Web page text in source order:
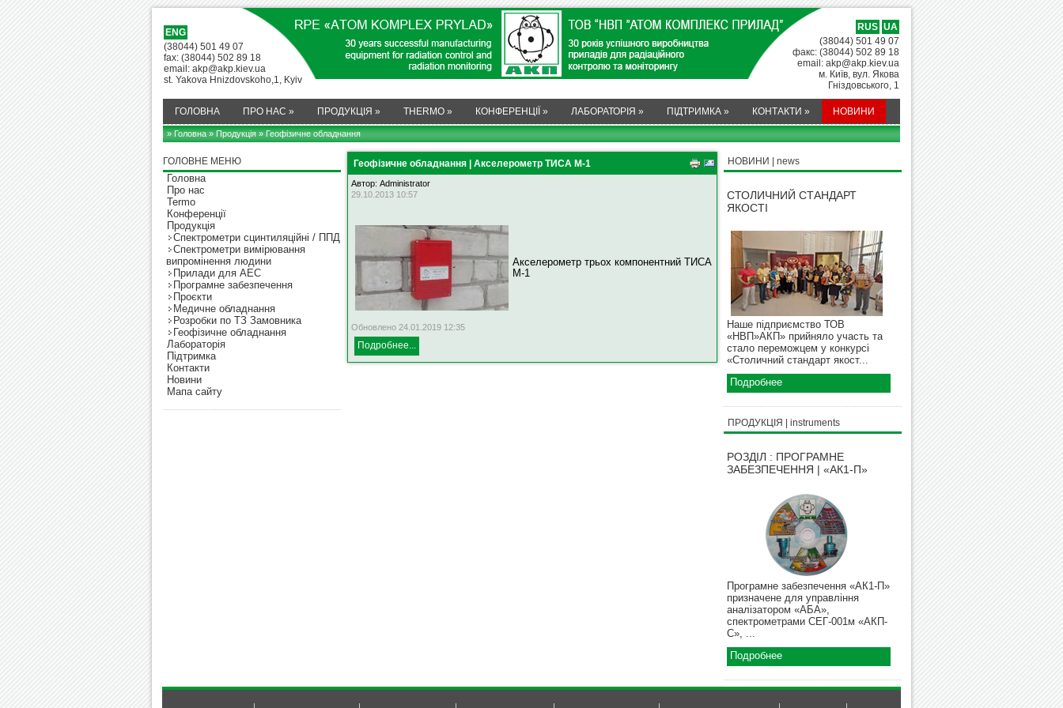
ENG
(38044) 501 49 07
fax: (38044) 502 89 18
email: akp@akp.kiev.ua
st. Yakova Hnizdovskoho,1, Kyiv
RUS UA
(38044) 501 49 07
факс: (38044) 502 89 18
email: akp@akp.kiev.ua
м. Київ, вул. Якова
Гніздовського, 1
ГОЛОВНА ПРО НАС » ПРОДУКЦІЯ » THERMO » КОНФЕРЕНЦІЇ » ЛАБОРАТОРІЯ » ПІДТРИМКА » КОНТАКТИ » НОВИНИ
» Головна»Продукція» Геофізичне обладнання
ГОЛОВНЕ МЕНЮ
Головна
Про нас
Termo
Конференції
Продукція
Cпектрометри сцинтиляційні / ППД
Cпектрометри вимірювання
випромінення людини
Прилади для АЕС
Програмне забезпечення
Проєкти
Медичне обладнання
Розробки по ТЗ Замовника
Геофізичне обладнання
Лабораторія
Підтримка
Контакти
Новини
Мапа сайту
Геофізичне обладнання | Акселерометр ТИСА М-1
Автор: Administrator
29.10.2013 10:57
Акселерометр трьох компонентний ТИСА
М-1
Обновлено 24.01.2019 12:35
Подробнее...
НОВИНИ | news
СТОЛИЧНИЙ СТАНДАРТ
ЯКОСТІ
Наше підприємство ТОВ
«НВП»АКП» прийняло участь та
стало переможцем у конкурсі
«Столичний стандарт якост...
Подробнее
ПРОДУКЦІЯ | instruments
РОЗДІЛ : ПРОГРАМНЕ
ЗАБЕЗПЕЧЕННЯ | «АК1-П»
Програмне забезпечення «АК1-П»
призначене для управління
аналізатором «АБА»,
спектрометрами СЕГ-001м «АКП-
С», ...
Подробнее